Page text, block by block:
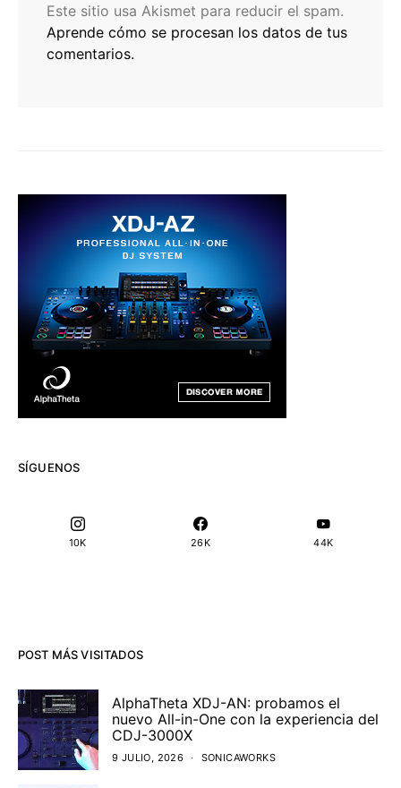
Este sitio usa Akismet para reducir el spam.
Aprende cómo se procesan los datos de tus
comentarios.
SÍGUENOS
10K 26K 44K
POST MÁS VISITADOS
AlphaTheta XDJ-AN: probamos el
nuevo All-in-One con la experiencia del
CDJ-3000X
9 JULIO, 2026 SONICAWORKS